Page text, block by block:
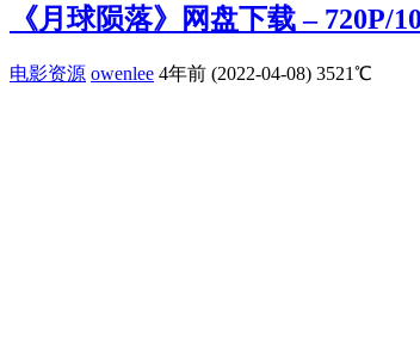
《月球陨落》网盘下载 – 720P/
电影资源 owenlee 4年前 (2022-04-08) 3521℃